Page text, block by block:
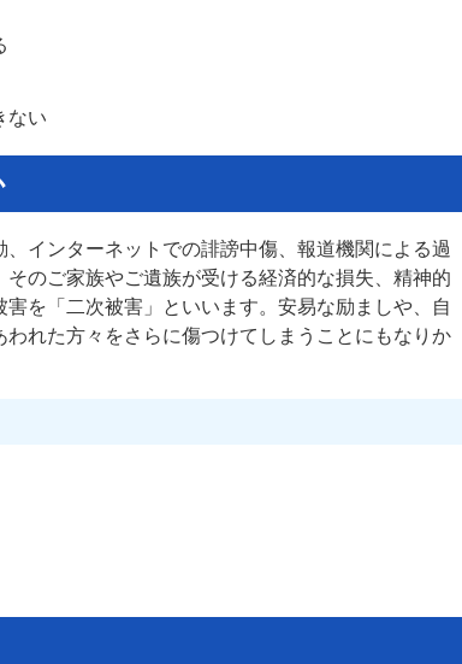
ない
インターネットでの誹謗中傷、報道機関による過
のご家族やご遺族が受ける経済的な損失、精神的
を「二次被害」といいます。安易な励ましや、自
れた方々をさらに傷つけてしまうことにもなりか